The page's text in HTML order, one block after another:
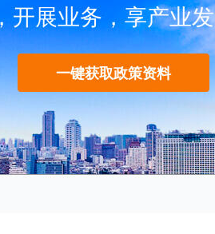
开展业务，享产业
一键获取政策资料